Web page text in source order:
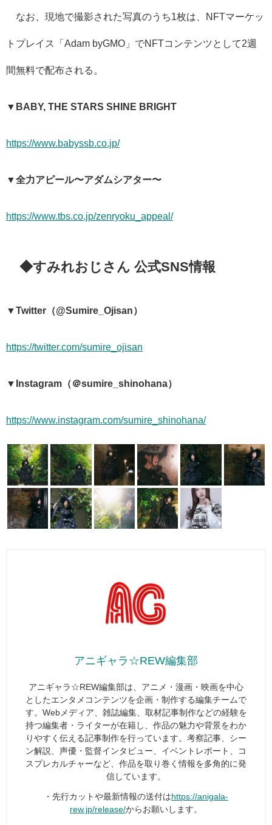
なお、現地で撮影された写真のうち1枚は、NFTマーケッ
トプレイス「Adam byGMO」でNFTコンテンツとして2週
間無料で配布される。
▼BABY, THE STARS SHINE BRIGHT
https://www.babyssb.co.jp/
▼全力アピール〜アダムシアター〜
https://www.tbs.co.jp/zenryoku_appeal/
◆すみれおじさん 公式SNS情報
▼Twitter（@Sumire_Ojisan）
https://twitter.com/sumire_ojisan
▼Instagram（＠sumire_shinohana）
https://www.instagram.com/sumire_shinohana/
アニギャラ☆REW編集部
アニギャラ☆REW編集部は、アニメ・漫画・映画を中心
としたエンタメコンテンツを企画・制作する編集チームで
す。Webメディア、雑誌編集、取材記事制作などの経験を
持つ編集者・ライターが在籍し、作品の魅力や背景をわか
りやすく伝える記事制作を行っています。考察記事、シー
ン解説、声優・監督インタビュー、イベントレポート、コ
スプレカルチャーなど、作品を取り巻く情報を多角的に発
信しています。
・先行カットや最新情報の送付はhttps://anigala-
rew.jp/release/からお願いします。